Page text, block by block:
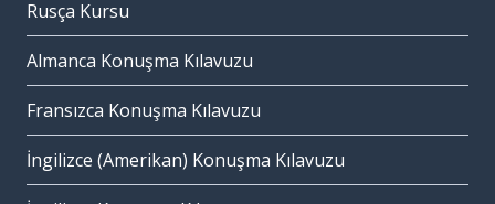
Rusça Kursu
Almanca Konuşma Kılavuzu
Fransızca Konuşma Kılavuzu
İngilizce (Amerikan) Konuşma Kılavuzu